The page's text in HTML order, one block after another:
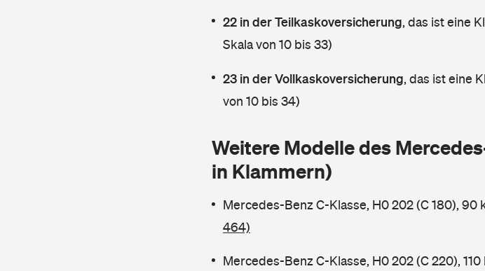
22 in der Teilkaskoversicherung, das ist eine
Skala von 10 bis 33)
23 in der Vollkaskoversicherung, das ist eine
von 10 bis 34)
Weitere Modelle des
in Klammern)
Mercedes-Benz C-Klasse, H0 202 (C 180), 90
464)
Mercedes-Benz C-Klasse, H0 202 (C 220),